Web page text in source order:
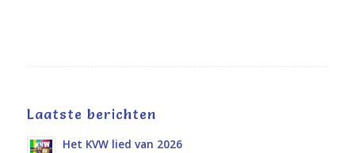
Laatste berichten
Het KVW lied van 2026